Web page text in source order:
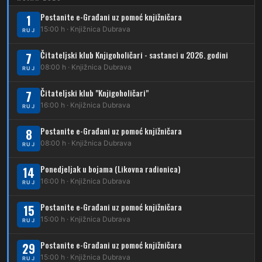
223 Dubrava – Trnovčica – Dubec
230 Dubrava – Granešinski Novaki
232 Dubrava – Jazbina
269
DUBEC
212
223 Dubec – Trnovčica – Dubrava
224 Dubec – Novoselec
261 Dubec – Sesvete – Goranec
262 Dubec – Sesvete – Planina Donja
1
RUJ
Postanite e-Građani uz pomoć knjižničara
15:00 h · Knjižnica Dubrava
7
RUJ
Čitateljski klub Knjigoholičari - sastanci u 2026. godini
08:00 h · Knjižnica Dubrava
7
RUJ
Čitateljski klub "Knjigoholičari"
16:00 h · Knjižnica Dubrava
8
RUJ
Postanite e-Građani uz pomoć knjižničara
08:00 h · Knjižnica Dubrava
14
RUJ
Ponedjeljak u bojama (Likovna radionica)
16:00 h · Knjižnica Dubrava
15
RUJ
Postanite e-Građani uz pomoć knjižničara
15:00 h · Knjižnica Dubrava
29
RUJ
Postanite e-Građani uz pomoć knjižničara
15:00 h · Knjižnica Dubrava